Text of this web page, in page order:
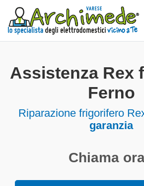
Assistenza Rex
Ferno
Riparazione frigorifero
garanzia
Chiama